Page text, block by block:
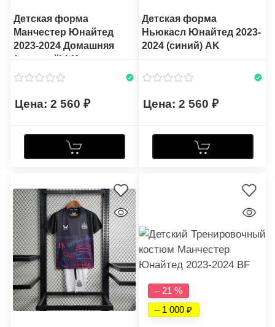
Детская форма
Манчестер Юнайтед
2023-2024 Домашняя
(красный) LK
2 560
Детская форма
Ньюкасл Юнайтед 2023-
2024 (синий) AK
2 560
– 21 %
– 1 000